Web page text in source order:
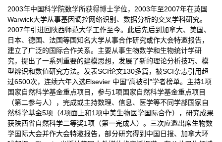
2003年中国科学院数学所获得博士学位，2003年至2007年在英国
Warwick大学从事基因调控网络识别、数据分析的交叉学科研究。
2007年引进回陕西师范大学工作至今。此后先后到加拿大、美国、
日本、德国、法国等国知名大学从事合作研究或作大会特邀报告，
建立了广泛的国际合作关系。主要从事生物数学和生物统计学研
究，提出了一系列重要的建模思想，发展了新的理论分析技巧、模
型辨识和数值研究方法。发表SCI论文130多篇，被SCI杂志引用超
过6500次，连续六年入选Elsevier 中国"高被引"学者榜单。主持1项
国家自然科学基金重点项目，参与1项国家自然科学基金重点项目
（第二参与人），完成或主持数理、信息、医学等不同学部国家自
然科学基金5项（4项面上和1项中美生物医学国际合作），研究成果
获陕西省自然科学二等奖1项（第一完成人）。三次应邀出席生物数
学国际大会并作大会特邀报告，部分研究得到中国日报、加拿大环